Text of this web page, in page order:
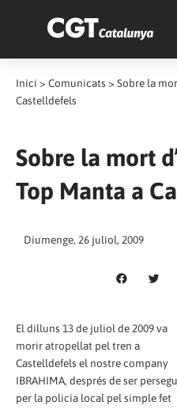
Inici > Comunicats > Sobre la
Castelldefels
Sobre la mort
Top Manta a
Diumenge, 26 juliol, 2009
El dilluns 13 de juliol de 2009 va
morir atropellat pel tren a
Castelldefels el nostre company
IBRAHIMA, després de ser
per la policia local pel simple fet